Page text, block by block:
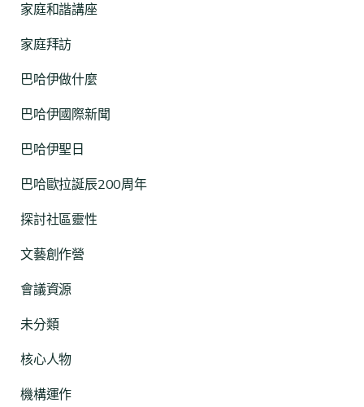
家庭和諧講座
家庭拜訪
巴哈伊做什麼
巴哈伊國際新聞
巴哈伊聖日
巴哈歐拉誕辰200周年
探討社區靈性
文藝創作營
會議資源
未分類
核心人物
機構運作